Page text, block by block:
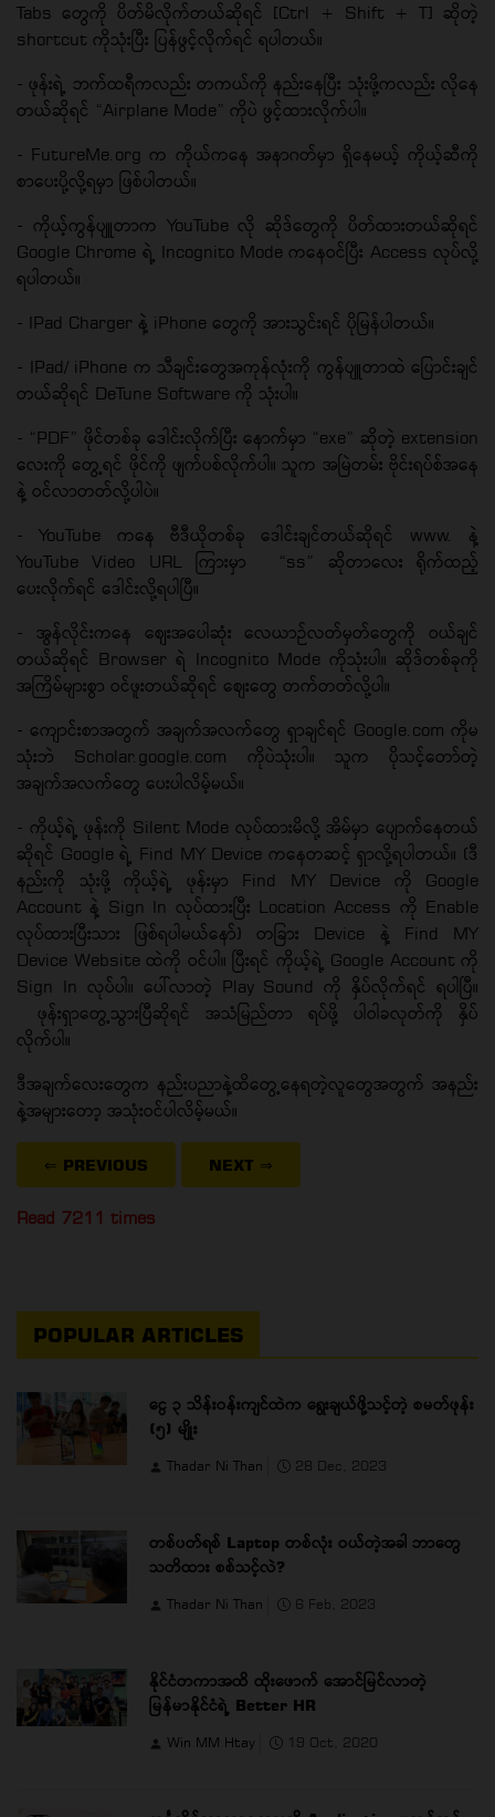
Tabs တွေကို ပိတ်မိလိုက်တယ်ဆိုရင် [Ctrl + Shift + T] ဆိုတဲ့
shortcut ကိုသုံးပြီး ပြန်ဖွင့်လိုက်ရင် ရပါတယ်။
- ဖုန်းရဲ့ ဘက်ထရီကလည်း တကယ်ကို နည်းနေပြီး သုံးဖို့ကလည်း လိုနေ
တယ်ဆိုရင် “Airplane Mode” ကိုပဲ ဖွင့်ထားလိုက်ပါ။
- FutureMe.org က ကိုယ်ကနေ အနာဂတ်မှာ ရှိနေမယ့် ကိုယ့်ဆီကို
စာပေးပို့လို့ရမှာ ဖြစ်ပါတယ်။
- ကိုယ့်ကွန်ပျူတာက YouTube လို ဆိုဒ်တွေကို ပိတ်ထားတယ်ဆိုရင်
Google Chrome ရဲ့ Incognito Mode ကနေဝင်ပြီး Access လုပ်လို့
ရပါတယ်။
- IPad Charger နဲ့ iPhone တွေကို အားသွင်းရင် ပိုမြန်ပါတယ်။
- IPad/ iPhone က သီချင်းတွေအကုန်လုံးကို ကွန်ပျူတာထဲ ပြောင်းချင်
တယ်ဆိုရင် DeTune Software ကို သုံးပါ။
- “PDF” ဖိုင်တစ်ခု ဒေါင်းလိုက်ပြီး နောက်မှာ “exe” ဆိုတဲ့ extension
လေးကို တွေ့ရင် ဖိုင်ကို ဖျက်ပစ်လိုက်ပါ။ သူက အမြဲတမ်း ဗိုင်းရပ်စ်အနေ
နဲ့ ဝင်လာတတ်လို့ပါပဲ။
- YouTube ကနေ ဗီဒီယိုတစ်ခု ဒေါင်းချင်တယ်ဆိုရင် www. နဲ့
YouTube Video URL ကြားမှာ “ss” ဆိုတာလေး ရိုက်ထည့်
ပေးလိုက်ရင် ဒေါင်းလို့ရပါပြီ။
- အွန်လိုင်းကနေ စျေးအပေါဆုံး လေယာဉ်လတ်မှတ်တွေကို ဝယ်ချင်
တယ်ဆိုရင် Browser ရဲ Incognito Mode ကိုသုံးပါ။ ဆိုဒ်တစ်ခုကို
အကြိမ်များစွာ ဝင်ဖူးတယ်ဆိုရင် စျေးတွေ တက်တတ်လို့ပါ။
- ကျောင်းစာအတွက် အချက်အလက်တွေ ရှာချင်ရင် Google.com ကိုမ
သုံးဘဲ Scholar.google.com ကိုပဲသုံးပါ။ သူက ပိုသင့်တော်တဲ့
အချက်အလက်တွေ ပေးပါလိမ့်မယ်။
- ကိုယ့်ရဲ့ ဖုန်းကို Silent Mode လုပ်ထားမိလို့ အိမ်မှာ ပျောက်နေတယ်
ဆိုရင် Google ရဲ့ Find MY Device ကနေတဆင့် ရှာလို့ရပါတယ်။ (ဒီ
နည်းကို သုံးဖို့ ကိုယ့်ရဲ့ ဖုန်းမှာ Find MY Device ကို Google
Account နဲ့ Sign In လုပ်ထားပြီး Location Access ကို Enable
လုပ်ထားပြီးသား ဖြစ်ရပါမယ်နော်) တခြား Device နဲ့ Find MY
Device Website ထဲကို ဝင်ပါ။ ပြီးရင် ကိုယ့်ရဲ့ Google Account ကို
Sign In လုပ်ပါ။ ပေါ်လာတဲ့ Play Sound ကို နှိပ်လိုက်ရင် ရပါပြီ။
ဖုန်းရှာတွေ့သွားပြီဆိုရင် အသံမြည်တာ ရပ်ဖို့ ပါဝါခလုတ်ကို နှိပ်
လိုက်ပါ။
ဒီအချက်လေးတွေက နည်းပညာနဲ့ထိတွေ့နေရတဲ့လူတွေအတွက် အနည်း
နဲ့အများတော့ အသုံးဝင်ပါလိမ့်မယ်။
⇐ PREVIOUS NEXT ⇒
Read 7211 times
POPULAR ARTICLES
ငွေ ၃ သိန်းဝန်းကျင်ထဲက ရွေးချယ်ဖို့သင့်တဲ့ စမတ်ဖုန်း
(၅) မျိုး
Thadar Ni Than 28 Dec, 2023
တစ်ပတ်ရစ် Laptop တစ်လုံး ဝယ်တဲ့အခါ ဘာတွေ
သတိထား စစ်သင့်လဲ?
Thadar Ni Than 6 Feb, 2023
နိုင်ငံတကာအထိ ထိုးဖောက် အောင်မြင်လာတဲ့
မြန်မာနိုင်ငံရဲ့ Better HR
Win MM Htay 19 Oct, 2020